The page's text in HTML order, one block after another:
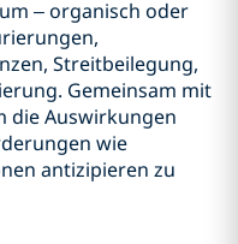
– organisch oder
Streitbeilegung,
Gemeinsam mit
die Auswirkungen
wie
antizipieren zu